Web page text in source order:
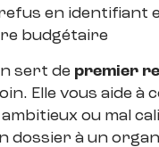
en identifiant
budgétaire
sert de premier
Elle vous aide
ou mal
dossier à un